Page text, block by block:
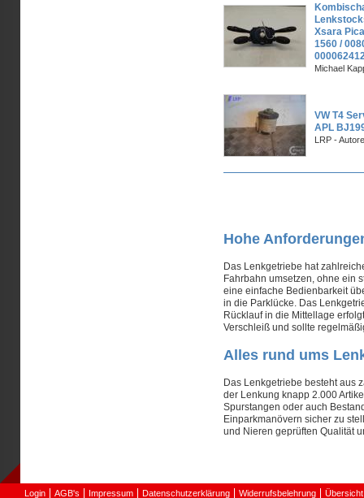
Xsara
1560 /
Michael
VW T4
APL
LRP -
Hohe
Das Lenkgetriebe hat
Fahrbahn umsetzen, ohne ein
eine einfache Bedienbarkeit
in die Parklücke. Das
Rücklauf in die Mittellage
Verschleiß und sollte
Alles rund ums
Das Lenkgetriebe besteht aus
der Lenkung knapp 2.000
Spurstangen oder auch
Einparkmanövern sicher zu
und Nieren geprüften Qualität
Login AGB's Impressum Datenschutzerklärung Widerrufsbelehrung